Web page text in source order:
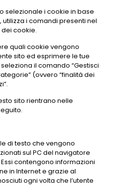
selezionale i cookie in base
utilizza i comandi presenti nel
cookie.
quali cookie vengono
sito ed esprimere le tue
il comando “Gestisci
(ovvero “finalità dei
sito rientrano nelle
di testo che vengono
sul PC del navigatore
contengono informazioni
in Internet e grazie al
ogni volta che l’utente